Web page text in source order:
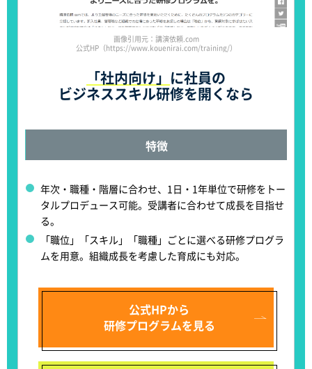
画像引用元：講演依頼.com
公式HP（https://www.kouenirai.com/training/）
「社内向け」 に社員の
ビジネススキル研修を開くなら
特徴
年次・職種・階層に合わせ、 1日・1年単位で研修をトー
タルプロデュース可能。受講者に合わせて成長を目指せ
る。
「職位」「スキル」「職種」ごとに選べる研修プログラ
ムを用意。組織成長を考慮した育成にも対応。
公式HPから
研修プログラムを見る